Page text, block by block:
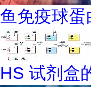
鱼免疫球
HS 试剂盒